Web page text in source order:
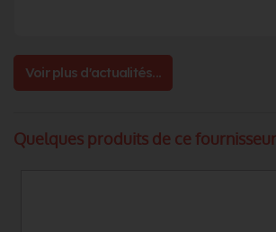
Voir plus d'actualités...
Quelques produits de ce